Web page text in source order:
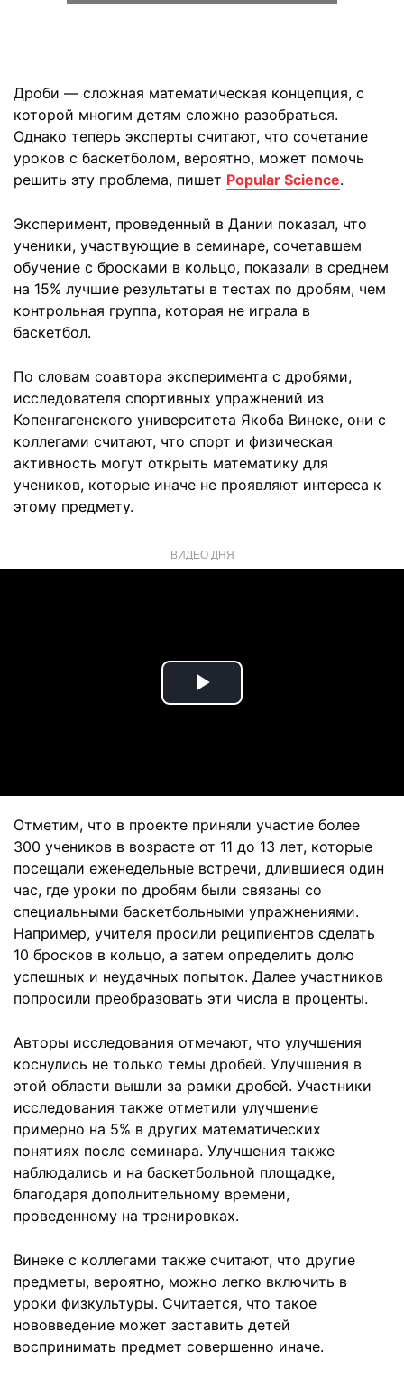
Дроби — сложная математическая концепция, с
которой многим детям сложно разобраться.
Однако теперь эксперты считают, что сочетание
уроков с баскетболом, вероятно, может помочь
решить эту проблема, пишет Popular Science.
Эксперимент, проведенный в Дании показал, что
ученики, участвующие в семинаре, сочетавшем
обучение с бросками в кольцо, показали в среднем
на 15% лучшие результаты в тестах по дробям, чем
контрольная группа, которая не играла в
баскетбол.
По словам соавтора эксперимента с дробями,
исследователя спортивных упражнений из
Копенгагенского университета Якоба Винеке, они с
коллегами считают, что спорт и физическая
активность могут открыть математику для
учеников, которые иначе не проявляют интереса к
этому предмету.
ВИДЕО ДНЯ
Play
Отметим, что в проекте приняли участие более
300 учеников в возрасте от 11 до 13 лет, которые
посещали еженедельные встречи, длившиеся один
час, где уроки по дробям были связаны со
специальными баскетбольными упражнениями.
Например, учителя просили реципиентов сделать
10 бросков в кольцо, а затем определить долю
успешных и неудачных попыток. Далее участников
попросили преобразовать эти числа в проценты.
Авторы исследования отмечают, что улучшения
коснулись не только темы дробей. Улучшения в
этой области вышли за рамки дробей. Участники
исследования также отметили улучшение
примерно на 5% в других математических
понятиях после семинара. Улучшения также
наблюдались и на баскетбольной площадке,
благодаря дополнительному времени,
проведенному на тренировках.
Винеке с коллегами также считают, что другие
предметы, вероятно, можно легко включить в
уроки физкультуры. Считается, что такое
нововведение может заставить детей
воспринимать предмет совершенно иначе.